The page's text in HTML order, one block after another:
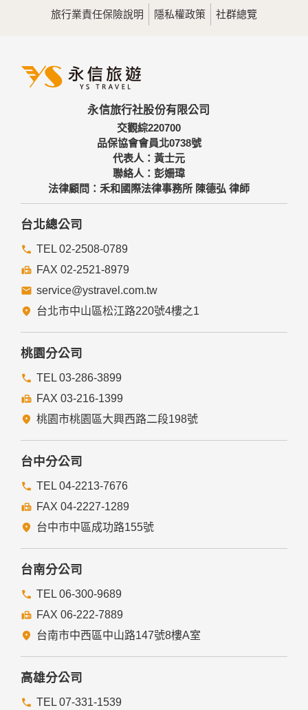
為提供精確的服務，我們會將收集的問卷調查內容進行統計與
分析，分析結果之統計數據或說明文字呈現，除供內部研究
三、資料之保護
備及必要的安全防護措施，加以保護網站及您的個人資料採用
嚴格的保護措施，只由經過授權的人員才能接觸您的個人資
料，相關處理人員皆簽有保密合約，如有違反保密義務者，將
會受到相關的法律處分。
如因業務需要有必要委託其他單位提供服務時，本網站亦會嚴
格要求其遵守保密義務，並且採取必要檢查程序以確定其將確
實遵守。
四、網站對外的相關連結
提供的連結，點選進入其他網站。但該連結網站不適用本網站
的隱私權保護政策，您必須參考該連結網站中的隱私權保護政
策。
五、與第三人共用個人資料之政策
本網站絕不會提供、交換、出租或出售任何您的個人資料給其
他個人、團體、私人企業或公務機關，但有法律依據或合約義
務者，不在此限。
前項但書之情形包括不限於：
經由您書面同意。
法律明文規定。
與公務機關或學術研究機構合作，基於公共利益為統計或學術
研究而有必要，且資料經過提供者處理或蒐集者依其揭露方式
無從識別特定之當事人。
當您在網站的行為，違反服務條款或可能損害或妨礙網站與其
揭露您的個人資料是為了辨識、聯絡或採取法律行動所必要
者。
本網站委託廠商協助蒐集、處理或利用您的個人資料時，將對
委外廠商或個人善盡監督管理之責。
六、Cookie之使用
為了提供您最佳的服務，本網站會在您的電腦中放置並取用我
們的Cookie，若您不願接受Cookie的寫入，您可在您使用的
瀏覽器功能項中設定隱私權等級為高，即可拒絕Cookie的寫
七、隱私權保護政策之修正
款將刊登於網站上。
旅行業責任保險說明 隱私權政策 社群總覽
永信旅行社股份有限公司
交觀綜220700
品保協會會員北0738號
代表人：黃士元
聯絡人：彭姍瑋
法律顧問：禾和國際法律事務所 陳德弘 律師
台北總公司
TEL 02-2508-0789
FAX 02-2521-8979
service@ystravel.com.tw
台北市中山區松江路220號4樓之1
桃園分公司
TEL 03-286-3899
FAX 03-216-1399
桃園市桃園區大興西路二段198號
台中分公司
TEL 04-2213-7676
FAX 04-2227-1289
台中市中區成功路155號
台南分公司
TEL 06-300-9689
FAX 06-222-7889
台南市中西區中山路147號8樓A室
高雄分公司
TEL 07-331-1539